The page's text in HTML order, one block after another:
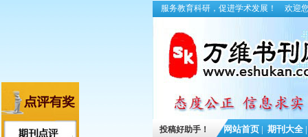
服务教育科研，促进学术发展！ 欢迎
投稿好助手！ 网站首页 期刊大全